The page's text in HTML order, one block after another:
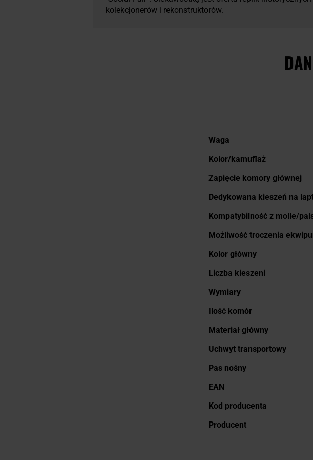
kolekcjonerów i rekonstruktorów.
Więcej
Waga
Kolor/kamuflaż
Zapięcie komory głównej
Dedykowana kieszeń na
Kompatybilność z molle/
Możliwość troczenia
Kolor główny
Liczba kieszeni
Wymiary
Ilość komór
Materiał główny
Uchwyt transportowy
Pas nośny
EAN
Kod producenta
Producent